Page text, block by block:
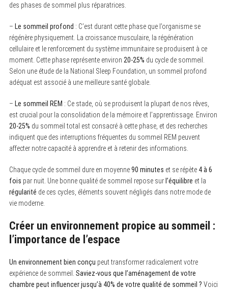
des phases de sommeil plus réparatrices.
– Le sommeil profond : C’est durant cette phase que l’organisme se
régénère physiquement. La croissance musculaire, la régénération
cellulaire et le renforcement du système immunitaire se produisent à ce
moment. Cette phase représente environ 20-25% du cycle de sommeil.
Selon une étude de la National Sleep Foundation, un sommeil profond
adéquat est associé à une meilleure santé globale.
– Le sommeil REM : Ce stade, où se produisent la plupart de nos rêves,
est crucial pour la consolidation de la mémoire et l’apprentissage. Environ
20-25% du sommeil total est consacré à cette phase, et des recherches
indiquent que des interruptions fréquentes du sommeil REM peuvent
affecter notre capacité à apprendre et à retenir des informations.
Chaque cycle de sommeil dure en moyenne90 minutes et se répète 4 à 6
fois par nuit. Une bonne qualité de sommeil repose sur l’équilibre et la
régularité de ces cycles, éléments souvent négligés dans notre mode de
vie moderne.
Créer un environnement propice au sommeil :
l’importance de l’espace
Un environnement bien conçu peut transformer radicalement votre
expérience de sommeil. Saviez-vous que l’aménagement de votre
chambre peut influencer jusqu’à 40% de votre qualité de sommeil ? Voici